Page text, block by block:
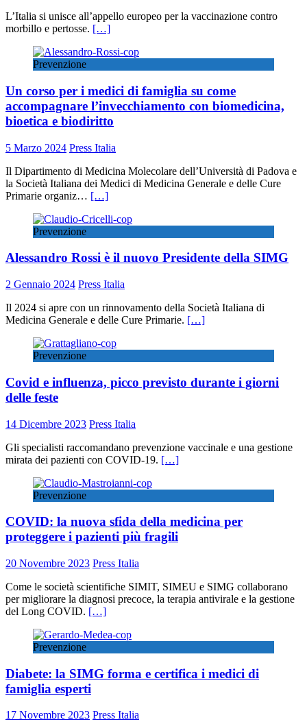
L’Italia si unisce all’appello europeo per la vaccinazione contro
morbillo e pertosse. […]
Prevenzione
Un corso per i medici di famiglia su come
accompagnare l’invecchiamento con biomedicina,
bioetica e biodiritto
5 Marzo 2024 Press Italia
Il Dipartimento di Medicina Molecolare dell’Università di Padova e
la Società Italiana dei Medici di Medicina Generale e delle Cure
Primarie organiz… […]
Prevenzione
Alessandro Rossi è il nuovo Presidente della SIMG
2 Gennaio 2024 Press Italia
Il 2024 si apre con un rinnovamento della Società Italiana di
Medicina Generale e delle Cure Primarie. […]
Prevenzione
Covid e influenza, picco previsto durante i giorni
delle feste
14 Dicembre 2023 Press Italia
Gli specialisti raccomandano prevenzione vaccinale e una gestione
mirata dei pazienti con COVID-19. […]
Prevenzione
COVID: la nuova sfida della medicina per
proteggere i pazienti più fragili
20 Novembre 2023 Press Italia
Come le società scientifiche SIMIT, SIMEU e SIMG collaborano
per migliorare la diagnosi precoce, la terapia antivirale e la gestione
del Long COVID. […]
Prevenzione
Diabete: la SIMG forma e certifica i medici di
famiglia esperti
17 Novembre 2023 Press Italia